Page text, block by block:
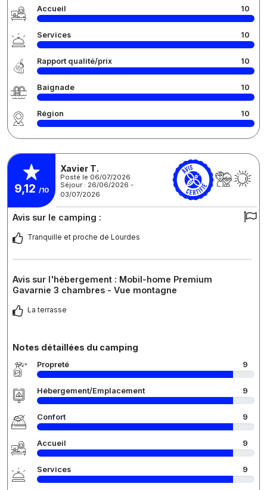
Accueil 10
Services 10
Rapport qualité/prix 10
Baignade 10
Région 10
9,12 /10
Xavier T.
Posté le 06/07/2026
Séjour : 26/06/2026 -
03/07/2026
Avis sur le camping :
Tranquille et proche de Lourdes
Avis sur l'hébergement : Mobil-home Premium
Gavarnie 3 chambres - Vue montagne
La terrasse
Notes détaillées du camping
Propreté 9
Hébergement/Emplacement 9
Confort 9
Accueil 9
Services 9